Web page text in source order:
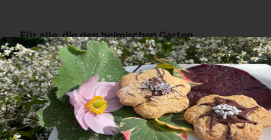
Für alle, die den heimischen Garten
insektenfreundlicher gestalten möchte, bietet
die Gärtnerei Hinze am 20. Mai 2023 - dem
Internationalen Tag der Biene - eine besondere
Aktion an. „Wir verteilen sogenannte Plüsch-
Pöker-Prozente, sprich: 25 Prozent auf alle
bienenfreundliche Stauden“, kündigt Sabine